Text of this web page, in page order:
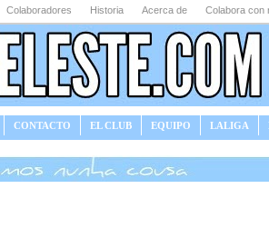
Colaboradores Historia Acerca de Colabora con
CONTACTO EL CLUB EQUIPO LALIGA